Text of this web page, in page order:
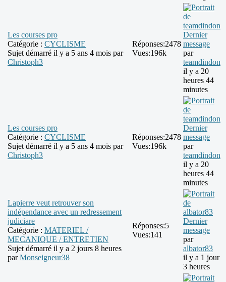
Les courses pro
Catégorie : CYCLISME
Sujet démarré il y a 5 ans 4 mois par
Christoph3
Réponses:2478
Vues:196k
Dernier
message
par
teamdindon
il y a 20
heures 44
minutes
Les courses pro
Catégorie : CYCLISME
Sujet démarré il y a 5 ans 4 mois par
Christoph3
Réponses:2478
Vues:196k
Dernier
message
par
teamdindon
il y a 20
heures 44
minutes
Lapierre veut retrouver son
indépendance avec un redressement
judiciare
Catégorie : MATERIEL /
MECANIQUE / ENTRETIEN
Sujet démarré il y a 2 jours 8 heures
parMonseigneur38
Réponses:5
Vues:141
Dernier
message
par
albator83
il y a 1 jour
3 heures